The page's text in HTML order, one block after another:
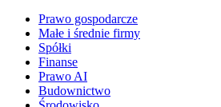
Prawo gospodarcze
Małe i średnie firmy
Spółki
Finanse
Prawo AI
Budownictwo